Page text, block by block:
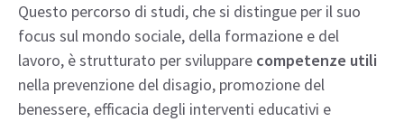
Questo percorso di studi, che si distingue per il suo
focus sul mondo sociale, della formazione e del
lavoro, è strutturato per sviluppare competenze utili
nella prevenzione del disagio, promozione del
benessere, efficacia degli interventi educativi e